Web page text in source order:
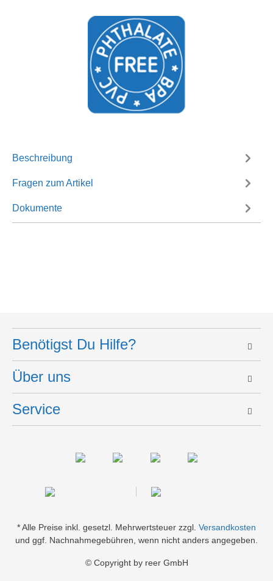
Beschreibung
Fragen zum Artikel
Dokumente
Benötigst Du Hilfe?
Über uns
Service
* Alle Preise inkl. gesetzl. Mehrwertsteuer zzgl. Versandkosten
und ggf. Nachnahmegebühren, wenn nicht anders angegeben.
© Copyright by reer GmbH